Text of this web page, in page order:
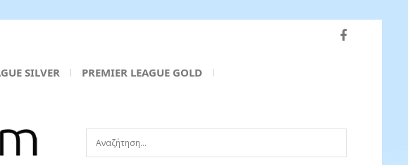
SILVER
PREMIER LEAGUE GOLD
Αναζήτηση...